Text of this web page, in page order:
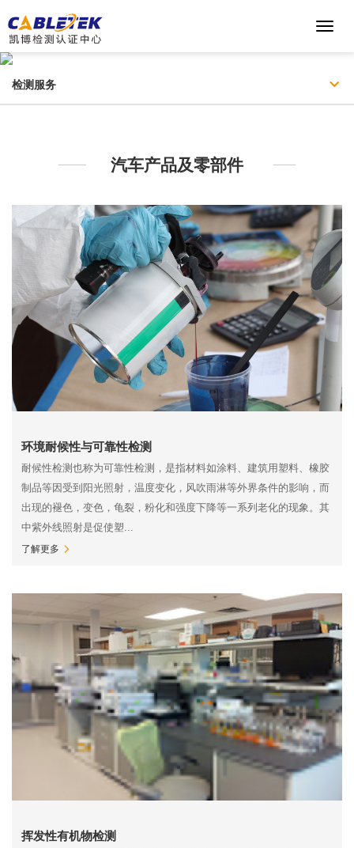
经验丰富的强大客服团队全方位提供高效专业的服务
检测服务
汽车产品及零部件
环境耐候性与可靠性检测
耐候性检测也称为可靠性检测，是指材料如涂料、建筑用塑料、橡胶
制品等因受到阳光照射，温度变化，风吹雨淋等外界条件的影响，而
出现的褪色，变色，龟裂，粉化和强度下降等一系列老化的现象。其
中紫外线照射是促使塑...
了解更多
挥发性有机物检测